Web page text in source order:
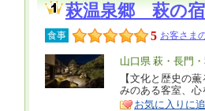
萩温泉郷 萩の
食事 5 お客さま
エ
リ
ア
山口県 萩・長門
特
徴
【文化と歴史の
みのある客室、
お気に入りに